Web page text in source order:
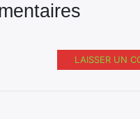
LAISSER UN